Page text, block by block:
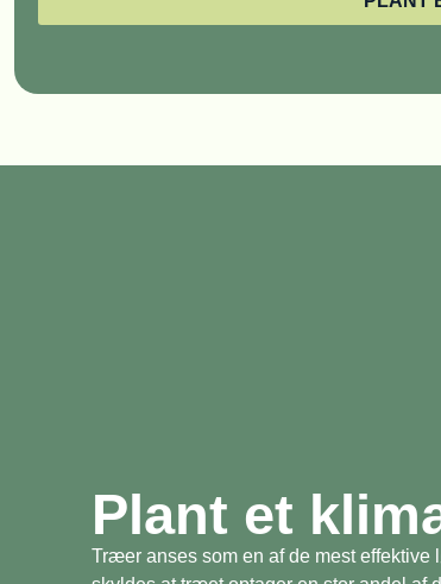
Plant et
Træer anses som en af de mest effektive